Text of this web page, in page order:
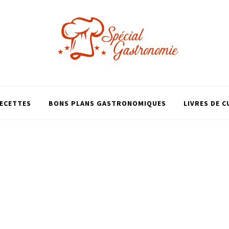
BONS PLANS GASTRONOMIQUES LIVRES DE